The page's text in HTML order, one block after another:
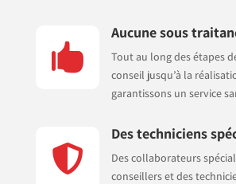

Aucune sous
Tout au long des étapes
conseil jusqu’à la
garantissons un service

Des techniciens
Des collaborateurs
conseillers et des